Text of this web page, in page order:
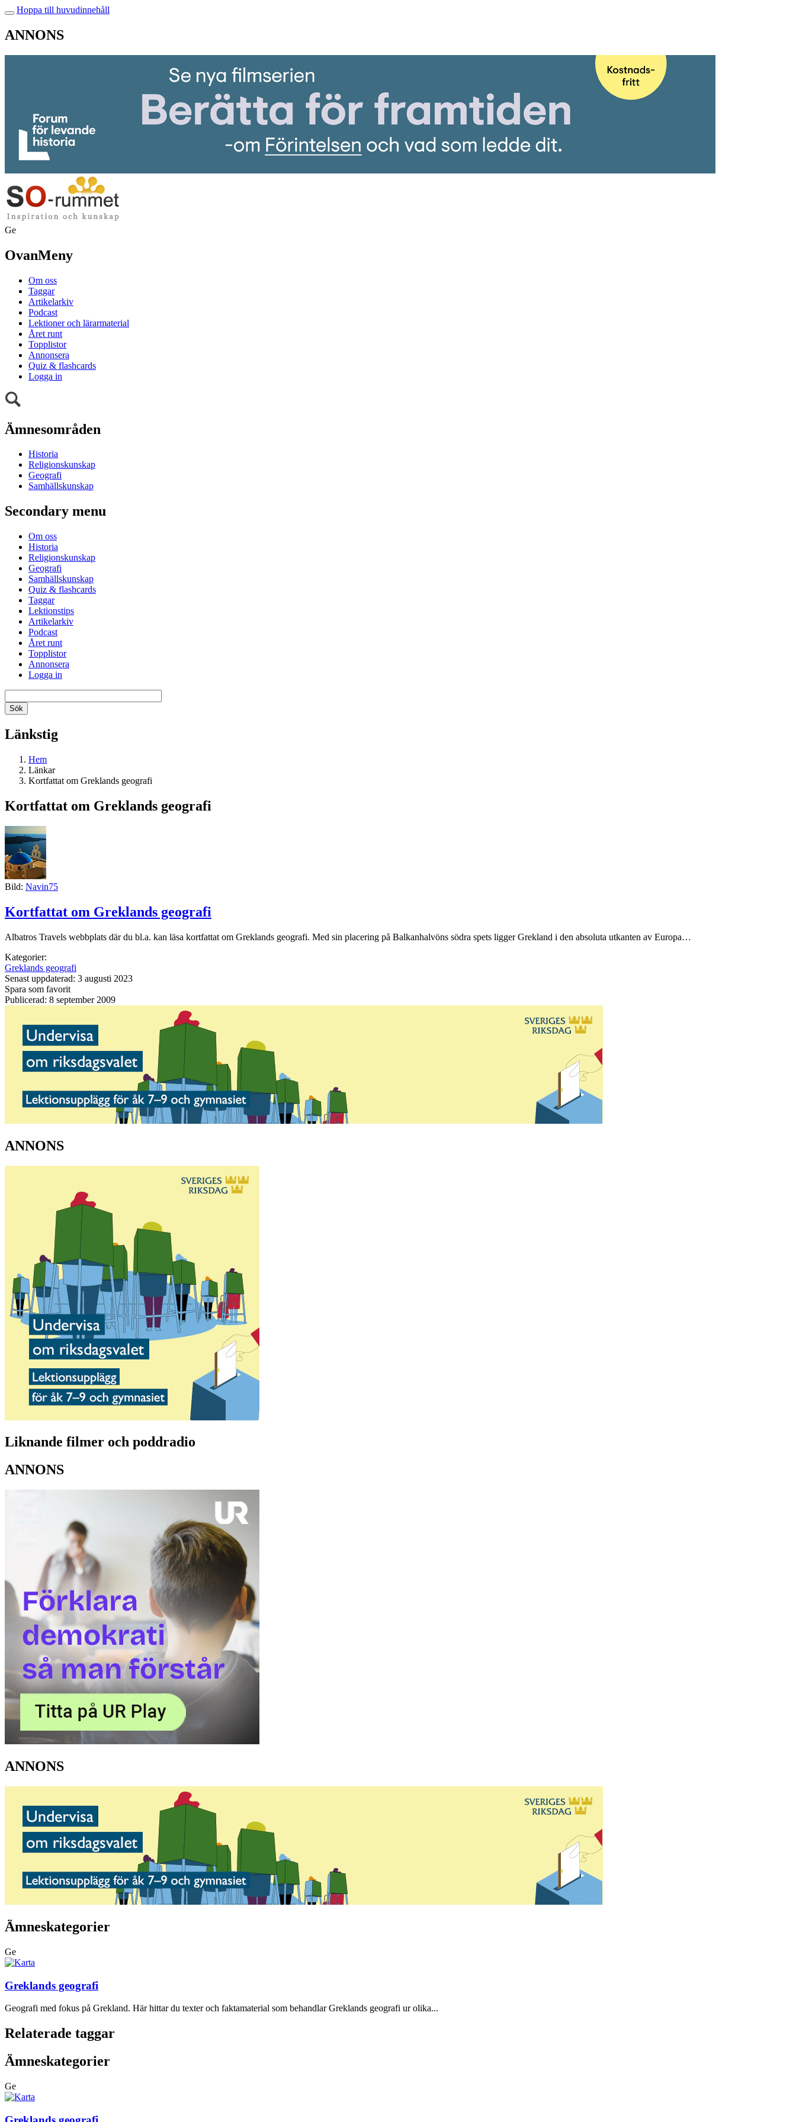
Hoppa till huvudinnehåll
ANNONS
Ge
OvanMeny
Om oss
Taggar
Artikelarkiv
Podcast
Lektioner och lärarmaterial
Året runt
Topplistor
Annonsera
Quiz & flashcards
Logga in
Ämnesområden
Historia
Religionskunskap
Geografi
Samhällskunskap
Secondary menu
Om oss
Historia
Religionskunskap
Geografi
Samhällskunskap
Quiz & flashcards
Taggar
Lektionstips
Artikelarkiv
Podcast
Året runt
Topplistor
Annonsera
Logga in
Länkstig
Hem
Länkar
Kortfattat om Greklands geografi
Kortfattat om Greklands geografi
Bild: Navin75
Kortfattat om Greklands geografi
Albatros Travels webbplats där du bl.a. kan läsa kortfattat om Greklands geografi. Med sin placering på Balkanhalvöns södra spets ligger Grekland i den absoluta utkanten av Europa…
Kategorier:
Greklands geografi
Senast uppdaterad: 3 augusti 2023
Spara som favorit
Publicerad: 8 september 2009
ANNONS
Liknande filmer och poddradio
ANNONS
ANNONS
Ämneskategorier
Ge
Greklands geografi
Geografi med fokus på Grekland. Här hittar du texter och faktamaterial som behandlar Greklands geografi ur olika...
Relaterade taggar
Ämneskategorier
Ge